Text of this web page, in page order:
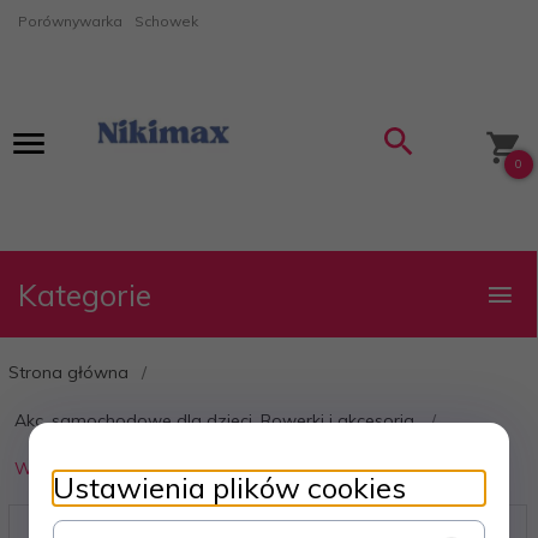
Porównywarka Schowek
0
Kategorie
Strona główna
Akc. samochodowe dla dzieci, Rowerki i akcesoria,
Wyprzedaż
Ustawienia plików cookies